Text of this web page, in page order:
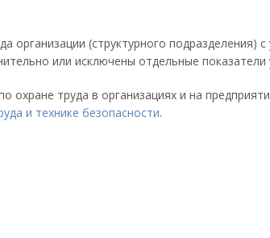
организации (структурного подразделения)
или исключены отдельные показатели
труда в организациях и на
и технике безопасности.